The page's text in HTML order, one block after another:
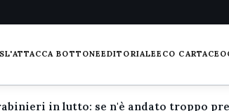
L'ATTACCA BOTTONEEDITORIALEECO CARTACEO